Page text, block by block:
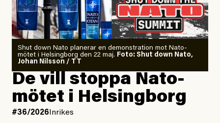
Shut down Nato planerar en demonstration mot Nato-
mötet i Helsingborg den 22 maj. Foto: Shut down Nato,
Johan Nilsson / TT
De vill stoppa Nato-
mötet i Helsingborg
#36/2026 Inrikes